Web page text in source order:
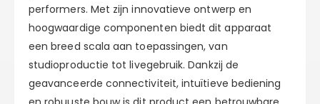
performers. Met zijn innovatieve ontwerp en
hoogwaardige componenten biedt dit apparaat
een breed scala aan toepassingen, van
studioproductie tot livegebruik. Dankzij de
geavanceerde connectiviteit, intuïtieve bediening